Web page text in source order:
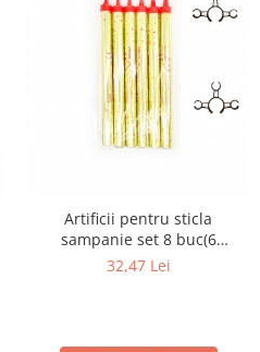
Artificii pentru sticla
sampanie set 8 buc(6
artificii+2cleme)
32,47 Lei